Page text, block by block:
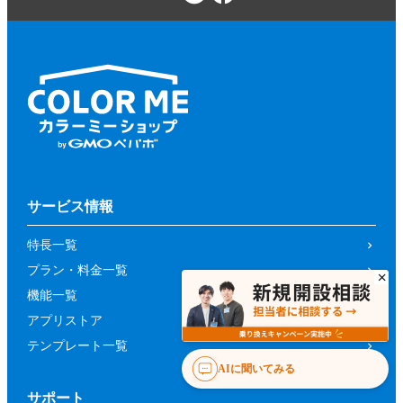
サービス情報
特長一覧
プラン・料金一覧
機能一覧
アプリストア
テンプレート一覧
サポート
AIに聞いてみる